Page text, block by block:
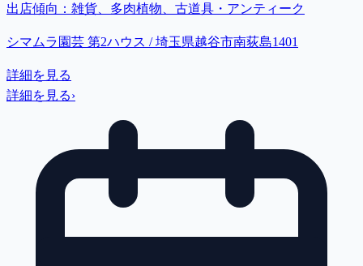
出店傾向： 雑貨、多肉植物、古道具・アンティーク
シマムラ園芸 第2ハウス / 埼玉県越谷市南荻島1401
詳細を見る
詳細を見る›